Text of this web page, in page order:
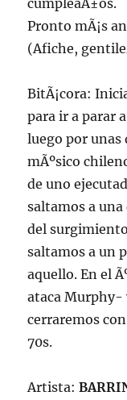
cumpleaÃ±os.
Pronto mÃ¡s
(Afiche,
BitÃ¡cora:
para ir a parar
luego por unas
mÃºsico
de uno
saltamos a una
del
saltamos a un
aquello. En el
ataca Murphy-
cerraremos
70s.
Artista: